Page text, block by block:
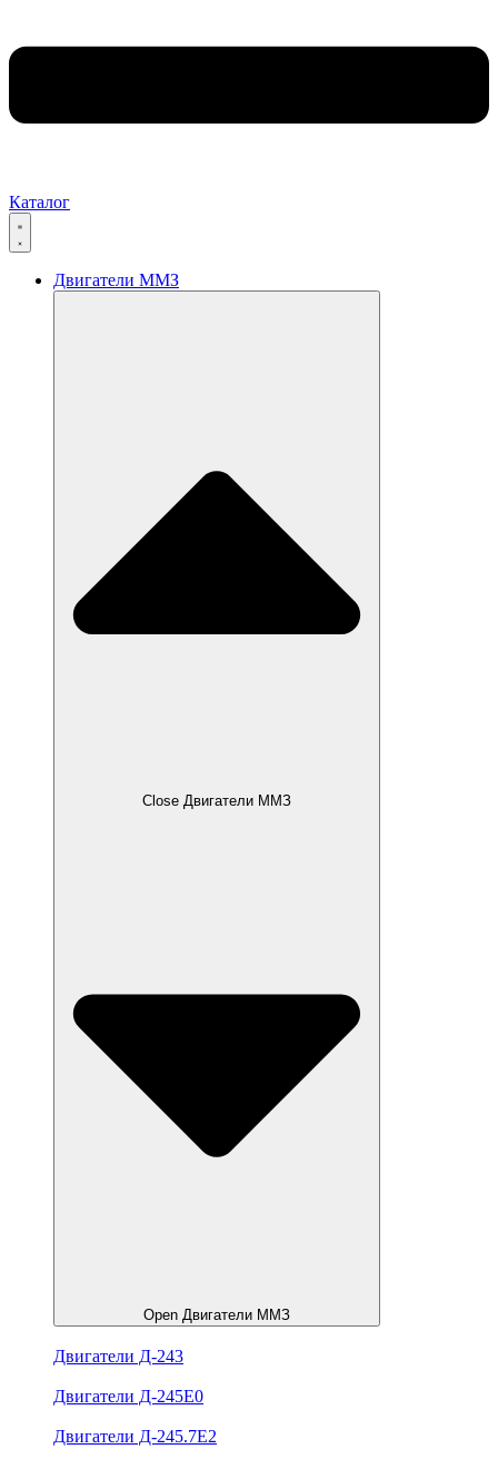
Каталог
Двигатели ММЗ
Close Двигатели ММЗ
Open Двигатели ММЗ
Двигатели Д-243
Двигатели Д-245Е0
Двигатели Д-245.7Е2